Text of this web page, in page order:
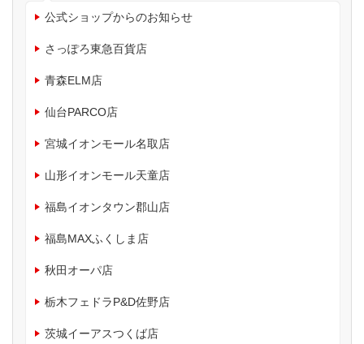
公式ショップからのお知らせ
さっぽろ東急百貨店
青森ELM店
仙台PARCO店
宮城イオンモール名取店
山形イオンモール天童店
福島イオンタウン郡山店
福島MAXふくしま店
秋田オーパ店
栃木フェドラP&D佐野店
茨城イーアスつくば店